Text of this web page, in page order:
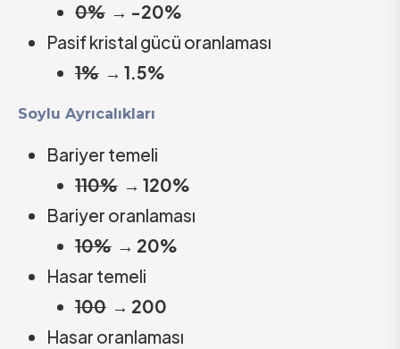
0% → -20%
Pasif kristal gücü oranlaması
1% → 1.5%
Soylu Ayrıcalıkları
Bariyer temeli
110% → 120%
Bariyer oranlaması
10% → 20%
Hasar temeli
100 → 200
Hasar oranlaması